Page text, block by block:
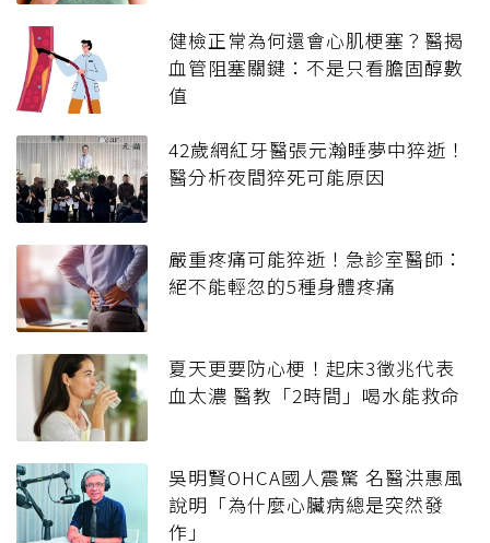
健檢正常為何還會心肌梗塞？醫揭
血管阻塞關鍵：不是只看膽固醇數
值
42歲網紅牙醫張元瀚睡夢中猝逝！
醫分析夜間猝死可能原因
嚴重疼痛可能猝逝！急診室醫師：
絕不能輕忽的5種身體疼痛
夏天更要防心梗！起床3徵兆代表
血太濃 醫教「2時間」喝水能救命
吳明賢OHCA國人震驚 名醫洪惠風
說明「為什麼心臟病總是突然發
作」